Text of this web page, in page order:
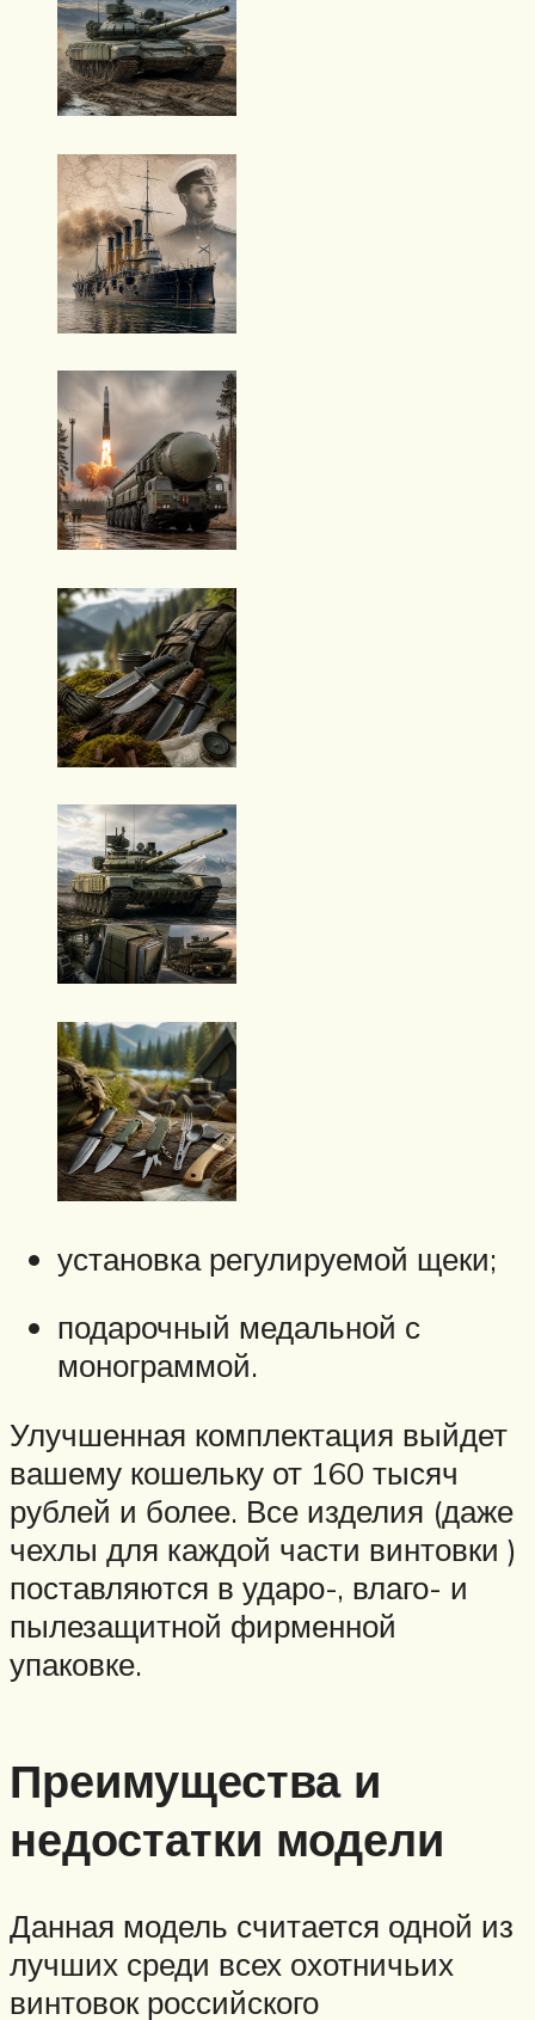
установка регулируемой щеки;
подарочный медальной с
монограммой.
Улучшенная комплектация выйдет
вашему кошельку от 160 тысяч
рублей и более. Все изделия (даже
чехлы для каждой части винтовки )
поставляются в ударо-, влаго- и
пылезащитной фирменной
упаковке.
Преимущества и
недостатки модели
Данная модель считается одной из
лучших среди всех охотничьих
винтовок российского